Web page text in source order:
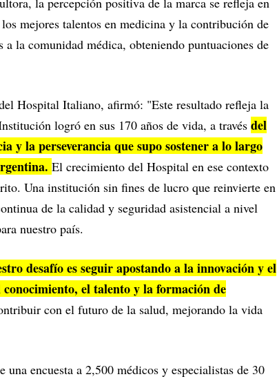
mejores talentos en medicina y la contribución de
la comunidad médica, obteniendo puntuaciones de
Hospital Italiano, afirmó: "Este resultado refleja la
logró en sus 170 años de vida, a través del
y la perseverancia que supo sostener a lo largo
El crecimiento del Hospital en ese contexto
Una institución sin fines de lucro que reinvierte en
de la calidad y seguridad asistencial a nivel
nuestro país.
desafío es seguir apostando a la innovación y el
el talento y la formación de
con el futuro de la salud, mejorando la vida
encuesta a 2,500 médicos y especialistas de 30